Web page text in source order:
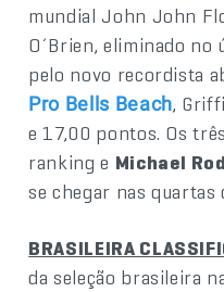
mundial John John
O´Brien, eliminado
pelo novo recordista
Pro Bells Beach,
e 17,00 pontos. Os
ranking e Michael
se chegar nas quartas
BRASILEIRA
da seleção brasileira